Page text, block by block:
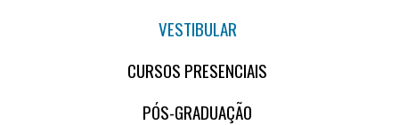
VESTIBULAR
CURSOS PRESENCIAIS
PÓS-GRADUAÇÃO